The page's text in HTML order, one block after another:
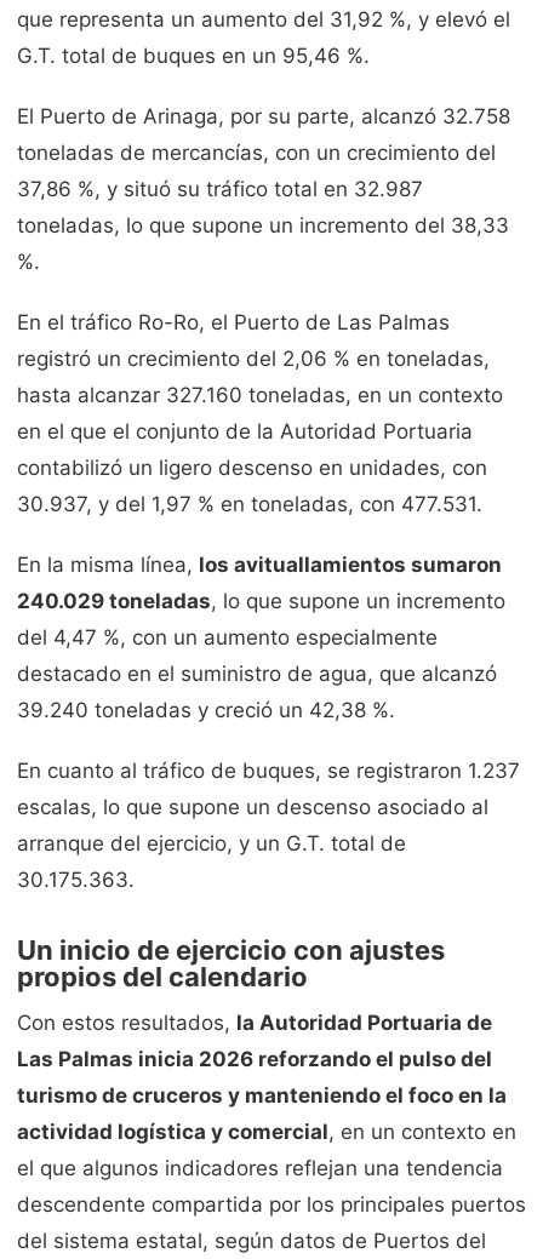
que representa un aumento del 31,92 %, y elevó el
G.T. total de buques en un 95,46 %.
El Puerto de Arinaga, por su parte, alcanzó 32.758
toneladas de mercancías, con un crecimiento del
37,86 %, y situó su tráfico total en 32.987
toneladas, lo que supone un incremento del 38,33
%.
En el tráfico Ro-Ro, el Puerto de Las Palmas
registró un crecimiento del 2,06 % en toneladas,
hasta alcanzar 327.160 toneladas, en un contexto
en el que el conjunto de la Autoridad Portuaria
contabilizó un ligero descenso en unidades, con
30.937, y del 1,97 % en toneladas, con 477.531.
En la misma línea, los avituallamientos sumaron
240.029 toneladas, lo que supone un incremento
del 4,47 %, con un aumento especialmente
destacado en el suministro de agua, que alcanzó
39.240 toneladas y creció un 42,38 %.
En cuanto al tráfico de buques, se registraron 1.237
escalas, lo que supone un descenso asociado al
arranque del ejercicio, y un G.T. total de
30.175.363.
Un inicio de ejercicio con ajustes
propios del calendario
Con estos resultados, la Autoridad Portuaria de
Las Palmas inicia 2026 reforzando el pulso del
turismo de cruceros y manteniendo el foco en la
actividad logística y comercial, en un contexto en
el que algunos indicadores reflejan una tendencia
descendente compartida por los principales puertos
del sistema estatal, según datos de Puertos del